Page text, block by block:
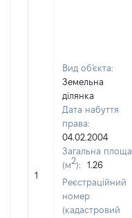
1
Вид об'єкта:
Земельна
ділянка
Дата набуття
права:
04.02.2004
Загальна площа
(м2):
1.26
Реєстраційний
номер
(кадастровий